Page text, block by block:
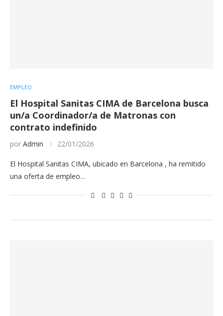
EMPLEO
El Hospital Sanitas CIMA de Barcelona busca
un/a Coordinador/a de Matronas con
contrato indefinido
por Admin 22/01/2026
El Hospital Sanitas CIMA, ubicado en Barcelona , ha remitido
una oferta de empleo…